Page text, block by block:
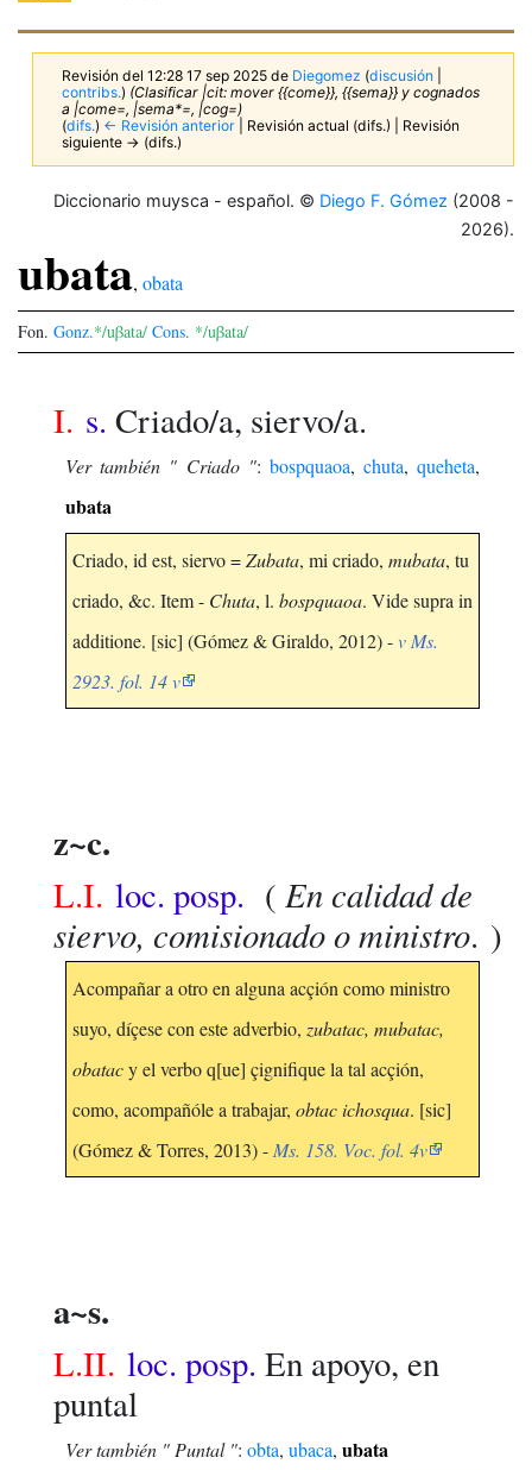
Revisión del 12:28 17 sep 2025 de Diegomez (discusión
contribs.) (Clasificar |cit: mover {{come}}, {{sema}} y cognados
a |come=, |sema*=, |cog=)
(difs.) ← Revisión anterior | Revisión actual (difs.) | Revisión
siguiente → (difs.)
Diccionario muysca - español. © Diego F. Gómez (2008 -
2026).
ubata, obata
Fon. Gonz.*/uβata/ Cons. */uβata/
I. s. Criado/a, siervo/a.
Ver también " Criado ": bospquaoa,chuta,queheta,
ubata
Criado, id est, siervo =Zubata, mi criado, mubata, tu
criado, &c. Item - Chuta, l. bospquaoa. Vide supra in
additione. [sic] (Gómez & Giraldo, 2012) -v Ms.
2923. fol. 14 v
z~c.
L.I. loc. posp. ( En calidad de
siervo, comisionado o ministro. )
Acompañar a otro en alguna acçión como ministro
suyo, díçese con este adverbio, zubatac, mubatac,
obatacy el verbo q[ue] çignifique la tal acçión,
como, acompañóle a trabajar, obtac ichosqua. [sic]
(Gómez & Torres, 2013) - Ms. 158. Voc. fol. 4v
a~s.
L.II. loc. posp. En apoyo, en
puntal
Ver también " Puntal ": obta, ubaca, ubata